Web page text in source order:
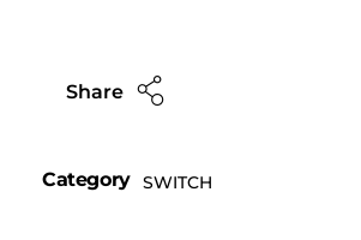
Share
Category SWITCH